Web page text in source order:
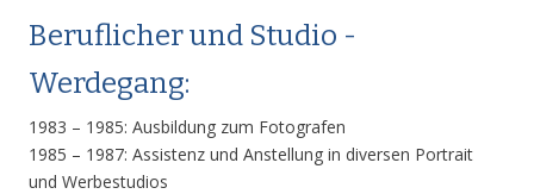
Beruflicher und Studio -
Werdegang:
1983 – 1985: Ausbildung zum Fotografen
1985 – 1987: Assistenz und Anstellung in diversen Portrait
und Werbestudios